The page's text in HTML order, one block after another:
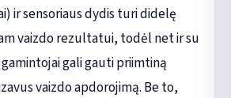
ir sensoriaus dydis turi didelę
vaizdo rezultatui, todėl net ir su
gali gauti priimtiną
vaizdo apdorojimą. Be to,